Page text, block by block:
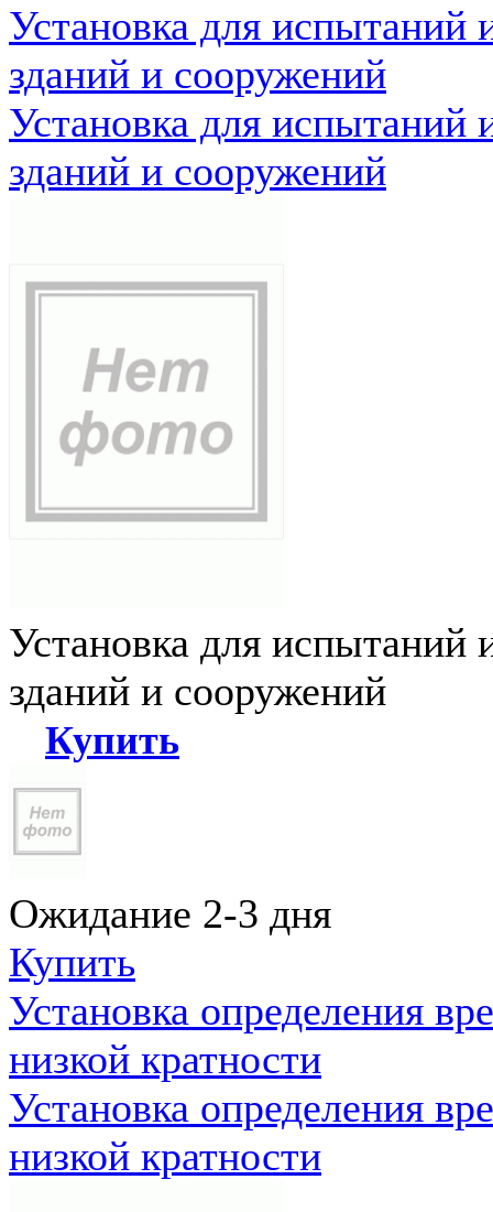
Установка для испытаний
зданий и сооружений
Установка для испытаний
зданий и сооружений
Установка для испытаний
зданий и сооружений
Купить
Ожидание 2-3 дня
Купить
Установка определения
низкой кратности
Установка определения
низкой кратности